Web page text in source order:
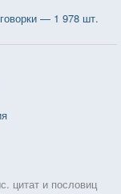
— 1 978 шт.
цитат и пословиц